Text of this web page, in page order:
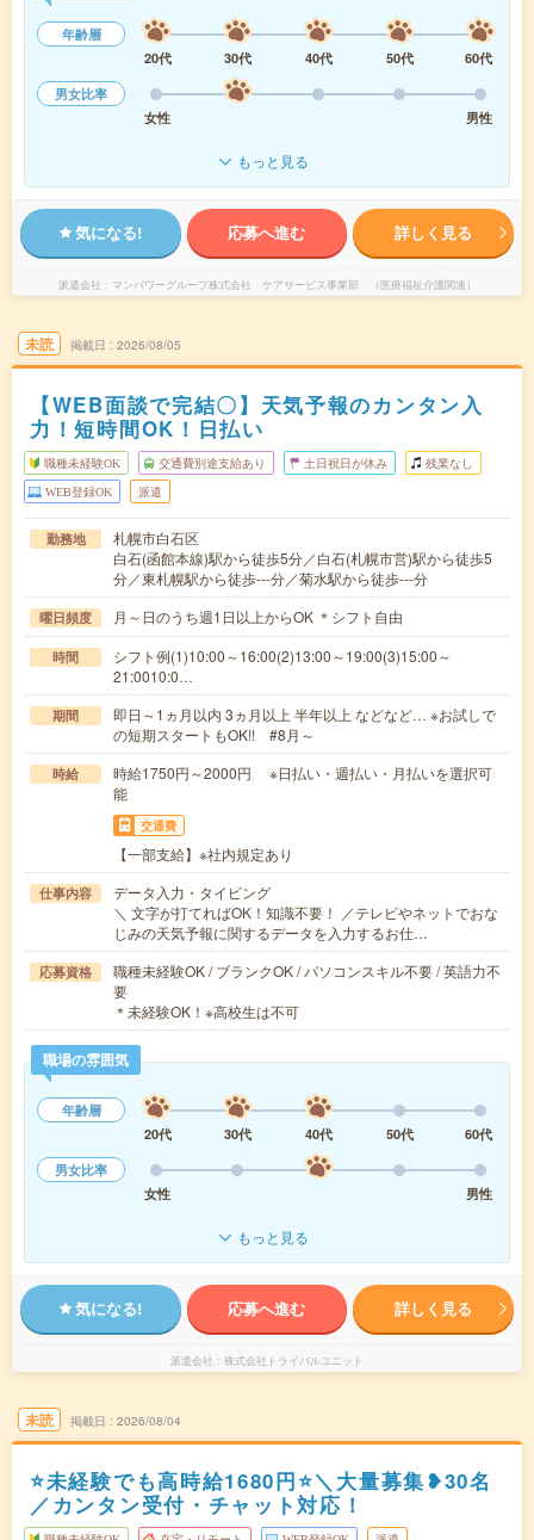
年齢層
20代
30代 40代 50代
60代
男女比率
女性
男性
もっと見る
気になる! 応募へ進む 詳しく見る
派遣会社 マンパワーグループ株式会社 ケアサービス事業部 （医療福祉介護関連）
未読 掲載日 2026/08/05
【WEB面談で完結〇】天気予報のカンタン入
力！短時間OK！日払い
職種未経験OK 交通費別途支給あり 土日祝日が休み 残業なし
WEB登録OK 派遣
勤務地
札幌市白石区
白石(函館本線)駅から徒歩5分／白石(札幌市営)駅から徒歩5
分／東札幌駅から徒歩---分／菊水駅から徒歩---分
曜日頻度 月～日のうち週1日以上からOK ＊シフト自由
時間
シフト例(1)10:00～16:00(2)13:00～19:00(3)15:00～
21:0010:0…
期間
即日～1ヵ月以内 3ヵ月以上 半年以上 などなど… ※お試しで
の短期スタートもOK!! #8月～
時給
時給1750円～2000円 ※日払い・週払い・月払いを選択可
能
交通費
【一部支給】※社内規定あり
仕事内容
データ入力・タイピング
＼ 文字が打てればOK！知識不要！ ／テレビやネットでおな
じみの天気予報に関するデータを入力するお仕…
応募資格
職種未経験OK / ブランクOK / パソコンスキル不要 / 英語力不
要
＊未経験OK！※高校生は不可
職場の雰囲気
年齢層
20代
30代 40代 50代
60代
男女比率
女性
男性
もっと見る
気になる! 応募へ進む 詳しく見る
派遣会社 株式会社トライバルユニット
未読 掲載日 2026/08/04
⭐未経験でも高時給1680円⭐＼大量募集❥30名
／カンタン受付・チャット対応！